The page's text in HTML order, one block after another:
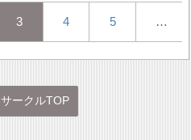
3 4 5 …
サークルTOP